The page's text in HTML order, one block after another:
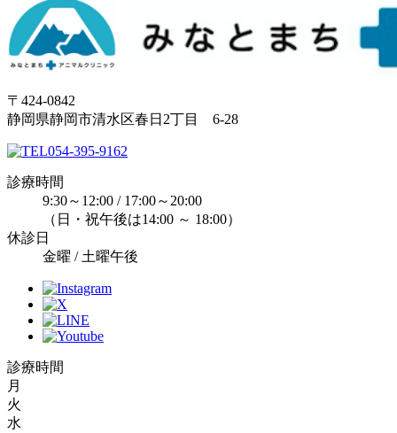
〒424-0842
静岡県静岡市清水区春日2丁目 6-28
054-395-9162
診療時間
9:30～12:00 / 17:00～20:00
（日・祝午後は14:00 ～ 18:00）
休診日
金曜 / 土曜午後
診療時間
月
火
水